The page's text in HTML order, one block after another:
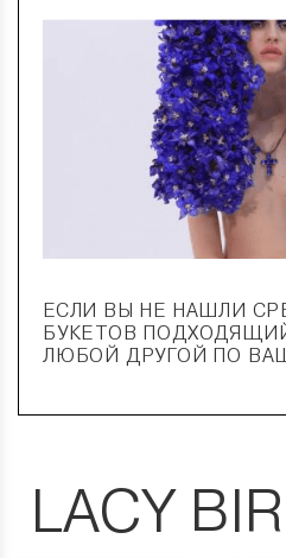
ЕСЛИ ВЫ НЕ НАШЛИ
БУКЕТОВ
ЛЮБОЙ ДРУГОЙ ПО
LACY